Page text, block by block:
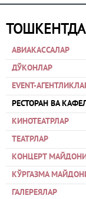
АВИАКАССАЛАР
ДЎКОНЛАР
EVENT-
РЕСТОРАН ВА
КИНОТЕАТРЛАР
ТЕАТРЛАР
КОНЦЕРТ
КЎРГАЗМА
ГАЛЕРЕЯЛАР